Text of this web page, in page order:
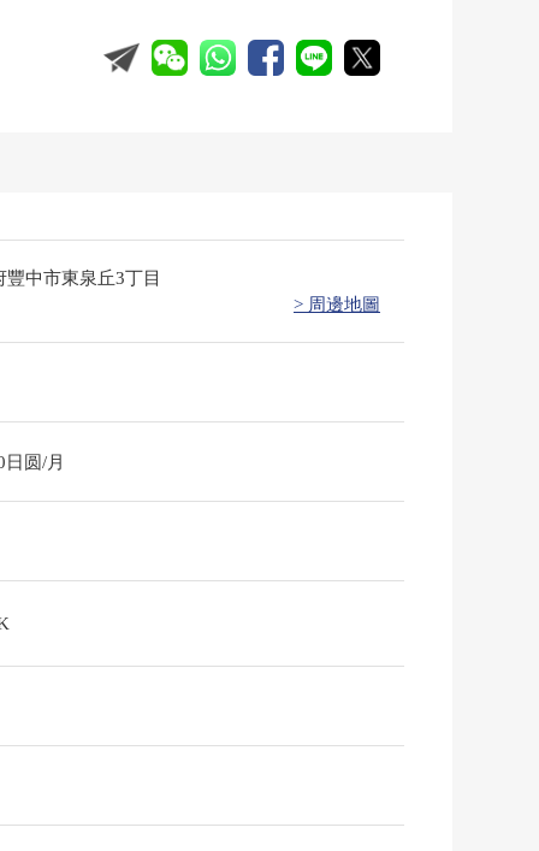
豐中市東泉丘3丁目
> 周邊地圖
日圆/月